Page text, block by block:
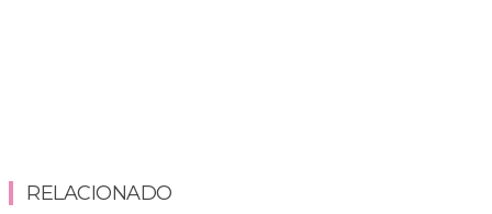
RELACIONADO